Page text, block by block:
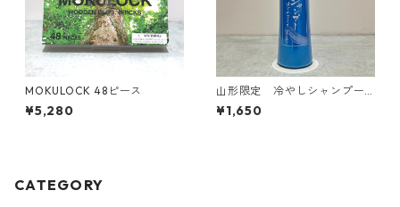
MOKULOCK 48ピース
¥5,280
山形限定 冷やしシャンプー
はじめました
¥1,650
CATEGORY